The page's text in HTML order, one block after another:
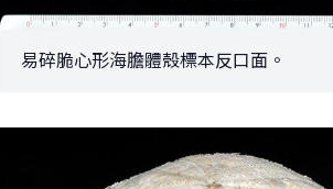
易碎脆心形海膽體殼標本反口面。